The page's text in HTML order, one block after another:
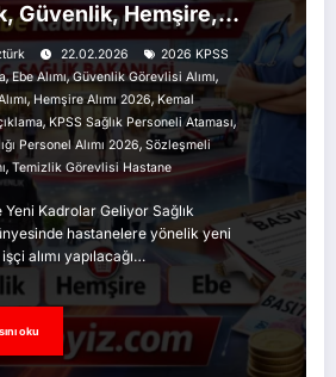
Güvenlik, Hemşire,
Geliyor!
22.02.2026
2026 KPSS
,Ebe Alımı,Güvenlik Görevlisi Alımı,
, Hemşire Alımı 2026, Kemal
,KPSS Sağlık Personeli Ataması,
Personel Alımı 2026, Sözleşmeli
, Temizlik Görevlisi Hastane
Yeni Kadrolar Geliyor Sağlık
hastanelere yönelik yeni
alımı yapılacağı…
oku